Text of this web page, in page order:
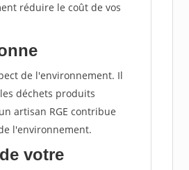
réduire le coût de vos
de l'environnement. Il
déchets produits
artisan RGE contribue
l'environnement.
votre